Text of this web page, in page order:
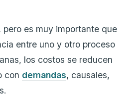
es muy importante que
entre uno y otro proceso
los costos se reducen
con demandas, causales,